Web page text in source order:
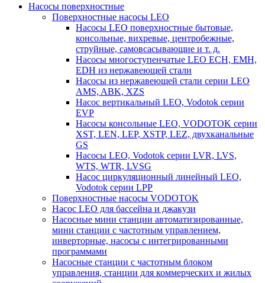
Насосы поверхностные
Поверхностные насосы LEO
Насосы LEO поверхностные бытовые,
консольные, вихревые, центробежные,
струйные, самовсасывающие и т. д.
Насосы многоступенчатые LEO ECH, EMH,
EDH из нержавеющей стали
Насосы из нержавеющей стали серии LEO
AMS, ABK, XZS
Насос вертикальный LEO, Vodotok серии
EVP
Насосы консольные LEO, VODOTOK серии
XST, LEN, LEP, XSTP, LEZ, двухканальные
GS
Насосы LEO, Vodotok серии LVR, LVS,
WTS, WTR, LVSG
Насос циркуляционный линейный LEO,
Vodotok серии LPP
Поверхностные насосы VODOTOK
Насос LEO для бассейна и джакузи
Насосные мини станции автоматизированные,
мини станции с частотным управлением,
инверторные, насосы с интегрированными
программами
Насосные станции с частотным блоком
управления, станции для коммерческих и жилых